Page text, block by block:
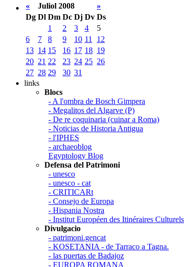
«
Juliol 2008
»
Dg Dl Dm Dc Dj Dv Ds
1
2 3 4
5
6
7 8 9 10 11
12
13 14 15 16 17 18 19
20 21 22 23 24 25 26
27 28 29 30 31
links
Blocs
- A l'ombra de Bosch Gimpera
- Megalitos del Algarve (P)
- De re coquinaria (cuinar a Roma)
- Noticias de Historia Antigua
- l'IPHES
- archaeoblog
Egyptology Blog
Defensa del Patrimoni
- unesco
- unesco - cat
- CRITICARt
- Consejo de Europa
- Hispania Nostra
- Institut Européen des Itinéraires Culturels
Divulgacio
- patrimoni.gencat
- KOSETANIA - de Tarraco a Tagna.
- las puertas de Badajoz
- EUROPA ROMANA